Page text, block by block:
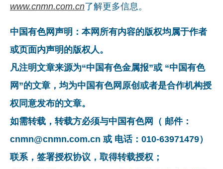
www.cnmn.com.cn了解更多信息。
中国有色网声明：本网所有内容的版权均属于作者
或页面内声明的版权人。
凡注明文章来源为“中国有色金属报”或 “中国有色
网”的文章，均为中国有色网原创或者是合作机构授
权同意发布的文章。
如需转载，转载方必须与中国有色网（ 邮件：
cnmn@cnmn.com.cn 或 电话：010-63971479）
联系，签署授权协议，取得转载授权；